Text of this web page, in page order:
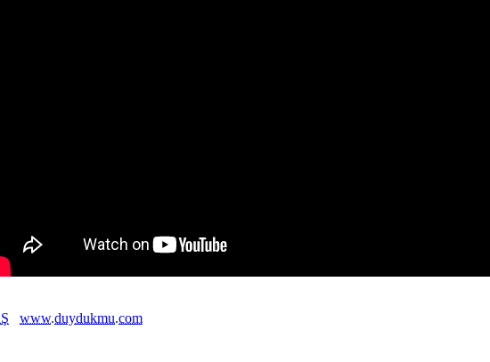
www.duydukmu.com